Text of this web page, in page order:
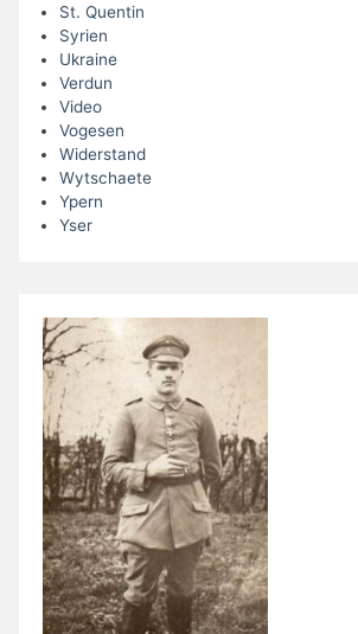
St. Quentin
Syrien
Ukraine
Verdun
Video
Vogesen
Widerstand
Wytschaete
Ypern
Yser